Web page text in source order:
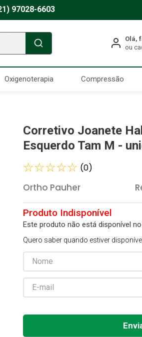
97028-6603
Oxigenoterapia Compressão
Corretivo Joanete
Esquerdo Tam M -
☆☆☆☆☆ (0)
Ortho Pauher
Este produto não está disponível
Quero saber quando estiver disponível